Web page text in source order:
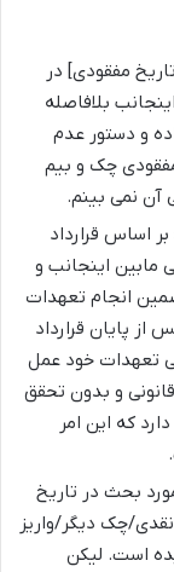
مفقودی] در
بلافاصله
و دستور عدم
چک و بیم
آن نمی بینم.
بر اساس قرارداد
مابین اینجانب و
انجام تعهدات
پایان قرارداد
تعهدات خود عمل
و بدون تحقق
که این امر
بحث در تاریخ
چک دیگر/واریز
است. لیکن